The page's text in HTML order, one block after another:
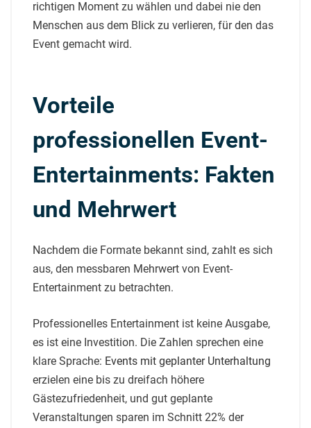
richtigen Moment zu wählen und dabei nie den
Menschen aus dem Blick zu verlieren, für den das
Event gemacht wird.
Vorteile
professionellen Event-
Entertainments: Fakten
und Mehrwert
Nachdem die Formate bekannt sind, zahlt es sich
aus, den messbaren Mehrwert von Event-
Entertainment zu betrachten.
Professionelles Entertainment ist keine Ausgabe,
es ist eine Investition. Die Zahlen sprechen eine
klare Sprache: Events mit geplanter Unterhaltung
erzielen eine bis zu dreifach höhere
Gästezufriedenheit, und gut geplante
Veranstaltungen sparen im Schnitt 22% der